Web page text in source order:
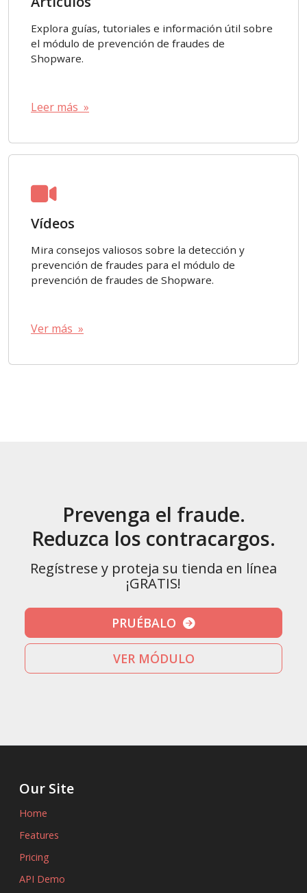
Explora guías, tutoriales e información útil sobre
el módulo de prevención de fraudes de
Shopware.
Leer más »
Vídeos
Mira consejos valiosos sobre la detección y
prevención de fraudes para el módulo de
prevención de fraudes de Shopware.
Ver más »
Prevenga el fraude.
Reduzca los contracargos.
Regístrese y proteja su tienda en línea
¡GRATIS!
PRUÉBALO
VER MÓDULO
Our Site
Home
Features
Pricing
API Demo